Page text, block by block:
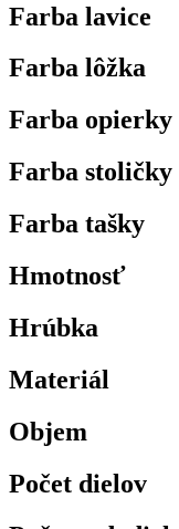
Farba lavice
Farba lôžka
Farba opierky
Farba stoličky
Farba tašky
Hmotnosť
Hrúbka
Materiál
Objem
Počet dielov